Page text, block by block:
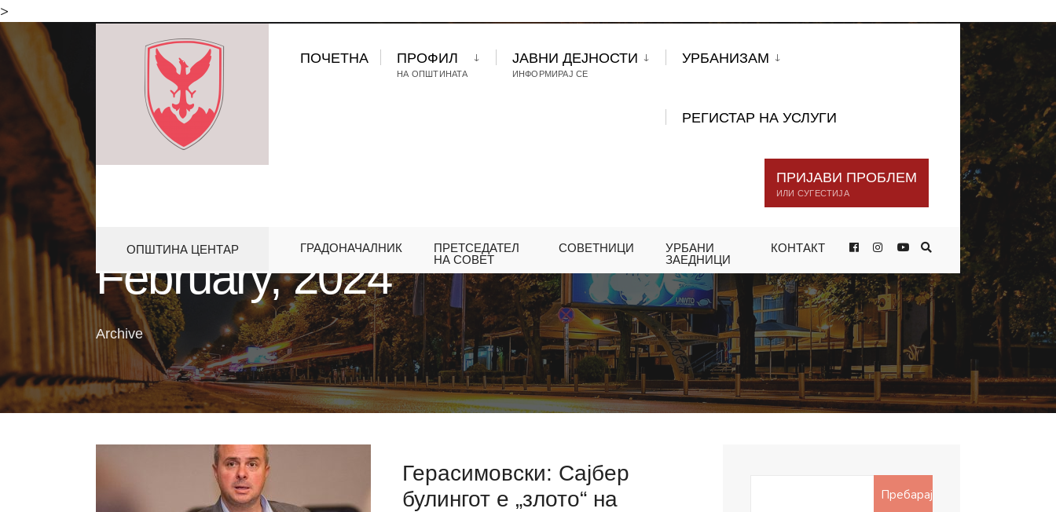
>
ПОЧЕТНА ПРОФИЛ
НА ОПШТИНАТА
ЈАВНИ ДЕЈНОСТИ
ИНФОРМИРАЈ СЕ
УРБАНИЗАМ
РЕГИСТАР НА УСЛУГИ
ПРИЈАВИ ПРОБЛЕМ
ИЛИ СУГЕСТИЈА
ОПШТИНА ЦЕНТАР ГРАДОНАЧАЛНИК
ПРЕТСЕДАТЕЛ
НА СОВЕТ
СОВЕТНИЦИ
УРБАНИ
ЗАЕДНИЦИ
КОНТАКТ
February, 2024
Archive
Герасимовски: Сајбер
булингот е „злото“ на
Пребарај